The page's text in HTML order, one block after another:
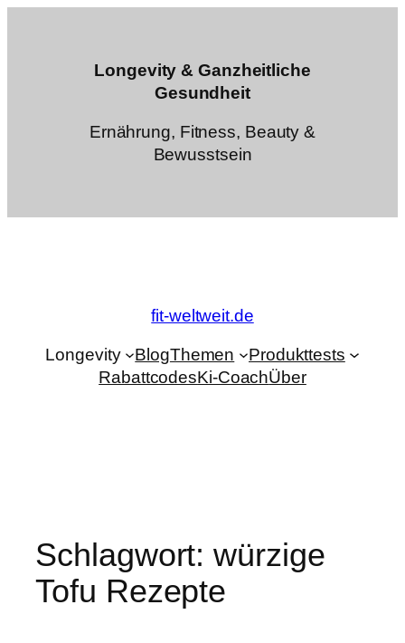
Longevity & Ganzheitliche
Gesundheit
Ernährung, Fitness, Beauty &
Bewusstsein
fit-weltweit.de
Longevity BlogThemen
Produkttests
RabattcodesKi-CoachÜber
Schlagwort:würzige
Tofu Rezepte